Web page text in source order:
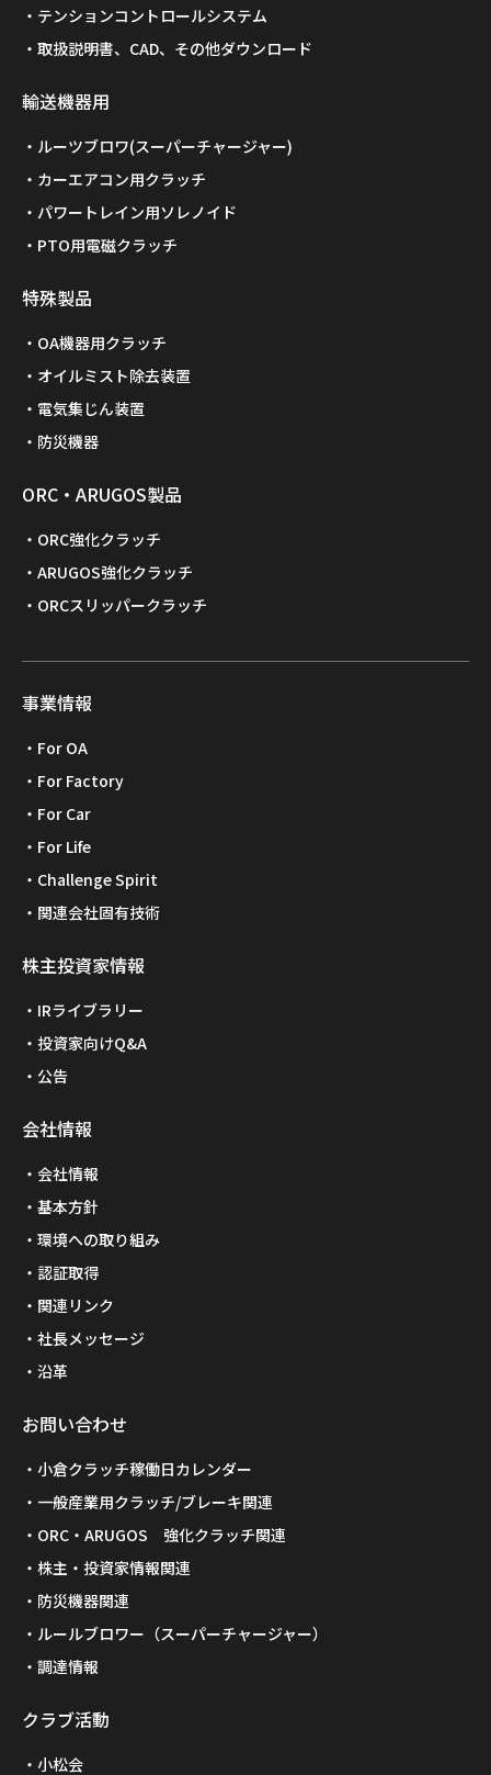
テンションコントロールシステム
取扱説明書、CAD、その他ダウンロード
輸送機器用
ルーツブロワ(スーパーチャージャー)
カーエアコン用クラッチ
パワートレイン用ソレノイド
PTO用電磁クラッチ
特殊製品
OA機器用クラッチ
オイルミスト除去装置
電気集じん装置
防災機器
ORC・ARUGOS製品
ORC強化クラッチ
ARUGOS強化クラッチ
ORCスリッパークラッチ
事業情報
For OA
For Factory
For Car
For Life
Challenge Spirit
関連会社固有技術
株主投資家情報
IRライブラリー
投資家向けQ&A
公告
会社情報
会社情報
基本方針
環境への取り組み
認証取得
関連リンク
社長メッセージ
沿革
お問い合わせ
小倉クラッチ稼働日カレンダー
一般産業用クラッチ/ブレーキ関連
ORC・ARUGOS 強化クラッチ関連
株主・投資家情報関連
防災機器関連
ルールブロワー（スーパーチャージャー）
調達情報
クラブ活動
小松会